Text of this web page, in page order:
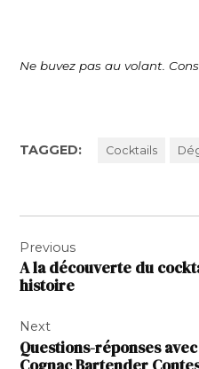
Ne buvez pas au volant.
TAGGED: Cocktails
de
l’article
Previous
A la découverte du
histoire
Next
Questions-réponses